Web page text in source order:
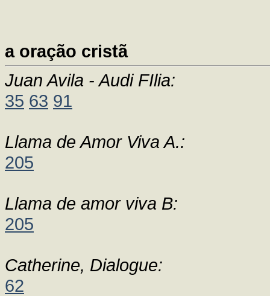
a oração cristã
Juan Avila - Audi FIlia:
35 63 91
Llama de Amor Viva A.:
205
Llama de amor viva B:
205
Catherine, Dialogue:
62